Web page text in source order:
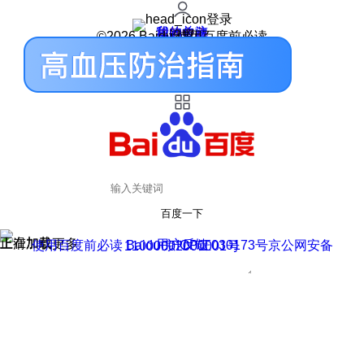
登录
我的关注
我的收藏
皮肤中心
用户反馈
设置
©2026 Baidu 使用百度前必读
百度一下
正在加载
上滑加载更多 用户反馈
使用百度前必读 Baidu 京ICP证030173号
京公网安备11000002000001号